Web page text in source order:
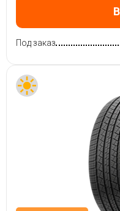
Под заказ